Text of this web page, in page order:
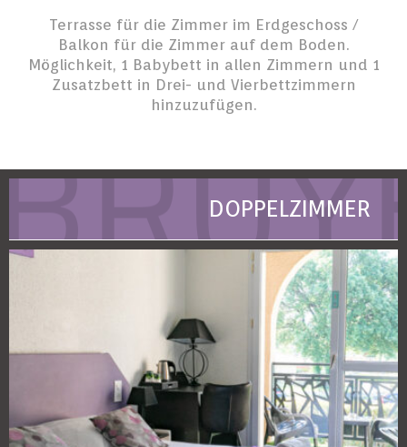
Terrasse für die Zimmer im Erdgeschoss /
Balkon für die Zimmer auf dem Boden.
Möglichkeit, 1 Babybett in allen Zimmern und 1
Zusatzbett in Drei- und Vierbettzimmern
hinzuzufügen.
DOPPELZIMMER